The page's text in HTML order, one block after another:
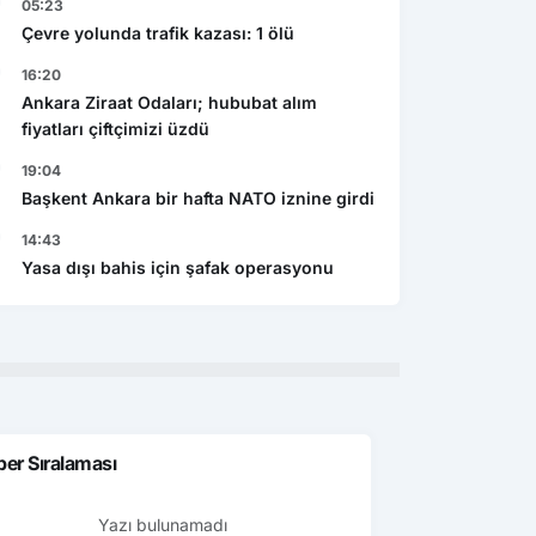
05:23
Çevre yolunda trafik kazası: 1 ölü
16:20
Ankara Ziraat Odaları; hububat alım
fiyatları çiftçimizi üzdü
19:04
Başkent Ankara bir hafta NATO iznine girdi
14:43
Yasa dışı bahis için şafak operasyonu
Sıralaması
Yazı bulunamadı